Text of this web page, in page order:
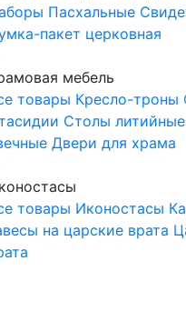
Пасхальные
пакет церковная
мебель
товары Кресло-троны
Столы литийные
Двери для храма
товары Иконостасы
на царские врата